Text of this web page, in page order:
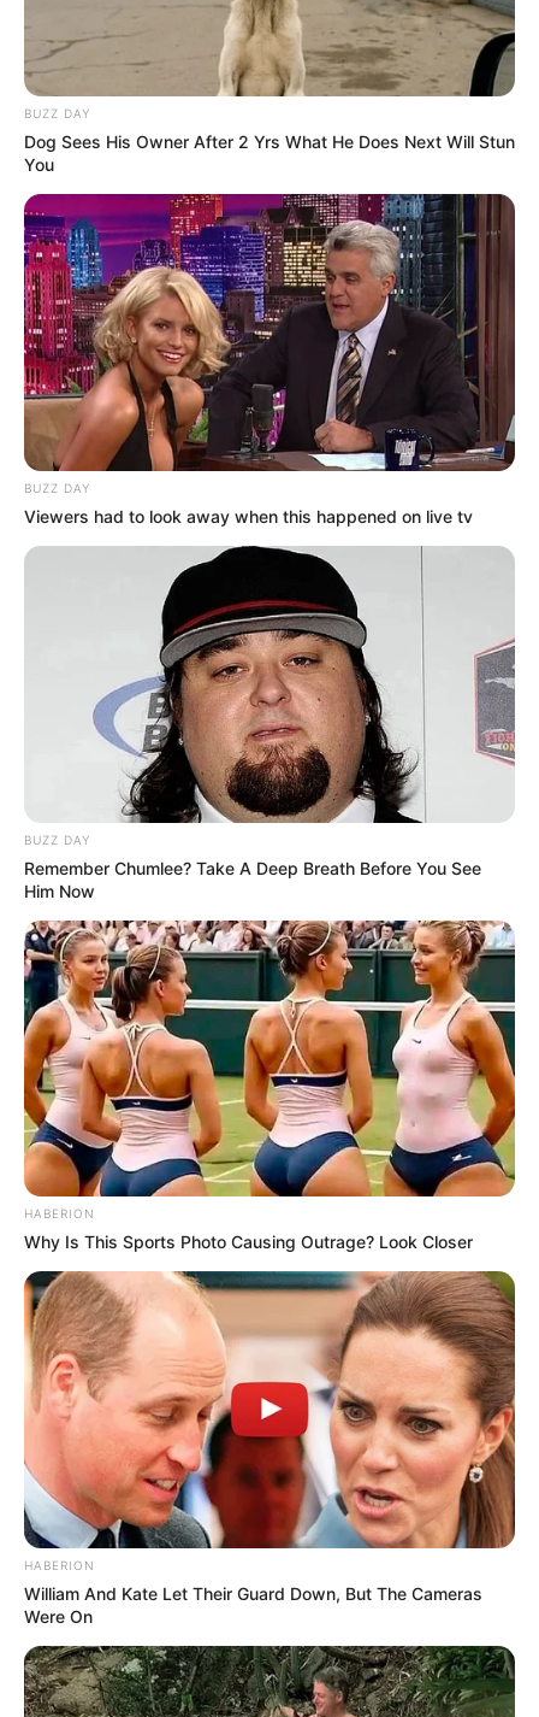
BUZZ DAY
Dog Sees His Owner After 2 Yrs What He Does Next Will Stun
You
BUZZ DAY
Viewers had to look away when this happened on live tv
BUZZ DAY
Remember Chumlee? Take A Deep Breath Before You See
Him Now
HABERION
Why Is This Sports Photo Causing Outrage? Look Closer
HABERION
William And Kate Let Their Guard Down, But The Cameras
Were On